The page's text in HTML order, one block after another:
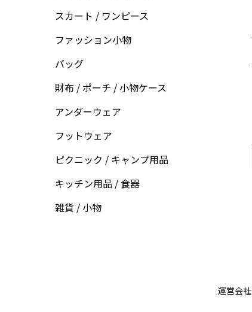
スカート / ワンピース
ファッション小物
バッグ
財布 / ポーチ / 小物ケース
アンダーウェア
フットウェア
ピクニック / キャンプ用品
キッチン用品 / 食器
雑貨 / 小物
運営会社